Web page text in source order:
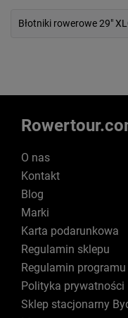
Błotniki rowerowe 29"
O nas
Kontakt
Blog
Marki
Karta podarunkowa
Regulamin sklepu
Regulamin
Polityka prywatności
Sklep stacjonarny